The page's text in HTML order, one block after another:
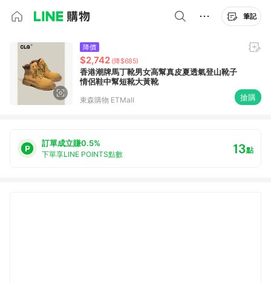
筆記
降價
$2,742 (降$685)
香港潮牌馬丁靴男女高幫真皮夏透氣登山靴子
情侶鞋中幫短靴大黃靴
東森購物 ETMall 搶購
訂單成立賺0.5%
下單享LINE POINTS點數 13點